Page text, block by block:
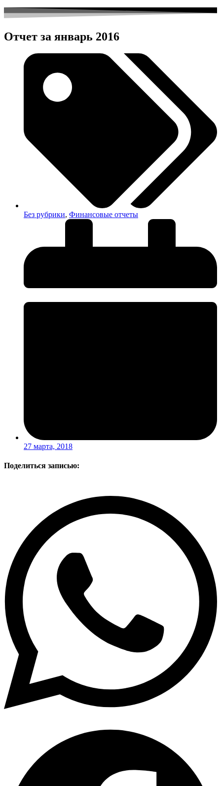
Отчет за январь 2016
Без рубрики, Финансовые отчеты
27 марта, 2018
Поделиться записью: